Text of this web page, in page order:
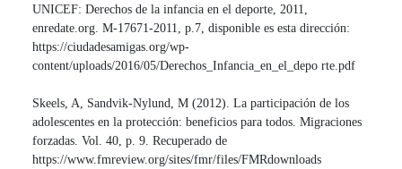
UNICEF: Derechos de la infancia en el deporte, 2011,
enredate.org. M-17671-2011, p.7, disponible es esta dirección:
https://ciudadesamigas.org/wp-
content/uploads/2016/05/Derechos_Infancia_en_el_depo rte.pdf
Skeels, A, Sandvik-Nylund, M (2012). La participación de los
adolescentes en la protección: beneficios para todos. Migraciones
forzadas. Vol. 40, p. 9. Recuperado de
https://www.fmreview.org/sites/fmr/files/FMRdownloads